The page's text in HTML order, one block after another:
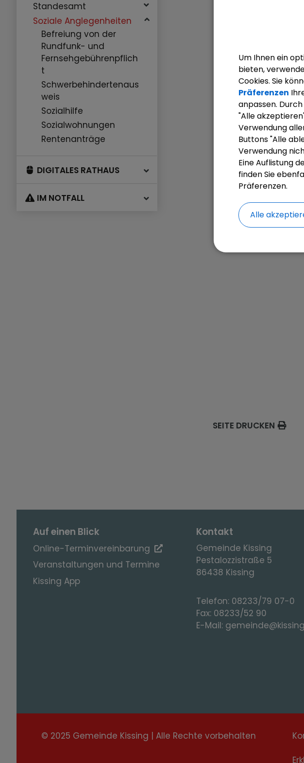
Standesamt
Soziale Anglegenheiten
Befreiung von der
Rundfunk- und
Fernsehgebührenpflich
t
Schwerbehindertenaus
weis
Sozialhilfe
Sozialwohnungen
Rentenanträge
DIGITALES RATHAUS
IM NOTFALL
SEITE DRUCKEN
Auf einen Blick
Online-Terminvereinbarung
Veranstaltungen und Termine
Kissing App
Kontakt
Gemeinde Kissing
Pestalozzistraße 5
86438 Kissing
Telefon: 08233/79 07-0
Fax: 08233/52 90
E-Mail:
© 2025 Gemeinde Kissing | Alle Rechte vorbehalten
Um Ihnen ein
bieten,
Cookies. Sie
Präferenzen
anpassen.
"Alle
Verwendung
Buttons "Alle
Verwendung
Eine Auflistung
finden Sie
Präferenzen.
Alle